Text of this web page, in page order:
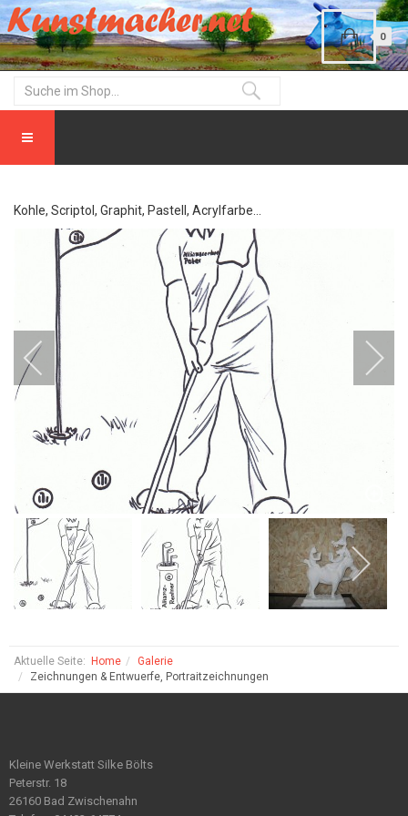
0
Kohle, Scriptol, Graphit, Pastell, Acrylfarbe...
Aktuelle Seite: Home
Galerie
Zeichnungen & Entwuerfe, Portraitzeichnungen
Kleine Werkstatt Silke Bölts
Peterstr. 18
26160 Bad Zwischenahn